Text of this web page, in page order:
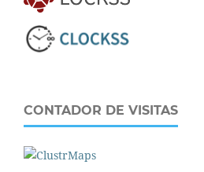
CONTADOR DE VISITAS